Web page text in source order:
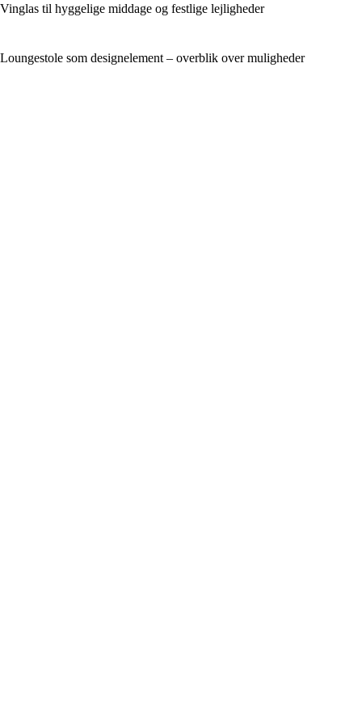
Vinglas til hyggelige middage og festlige lejligheder
Loungestole som designelement – overblik over muligheder